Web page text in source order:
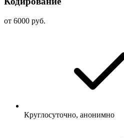
от 6000 руб.
Круглосуточно, анонимно